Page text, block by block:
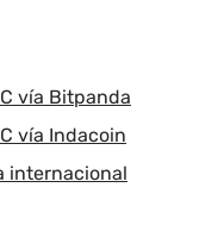
vía Bitpanda
vía Indacoin
internacional